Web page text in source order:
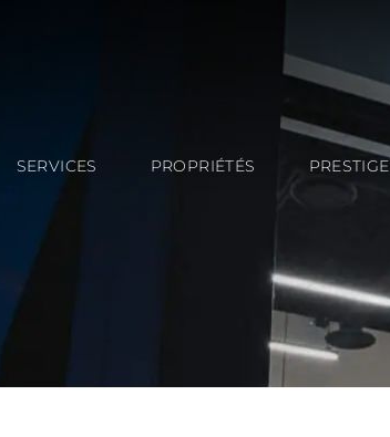
SERVICES PROPRIÉTÉS PRESTIGE